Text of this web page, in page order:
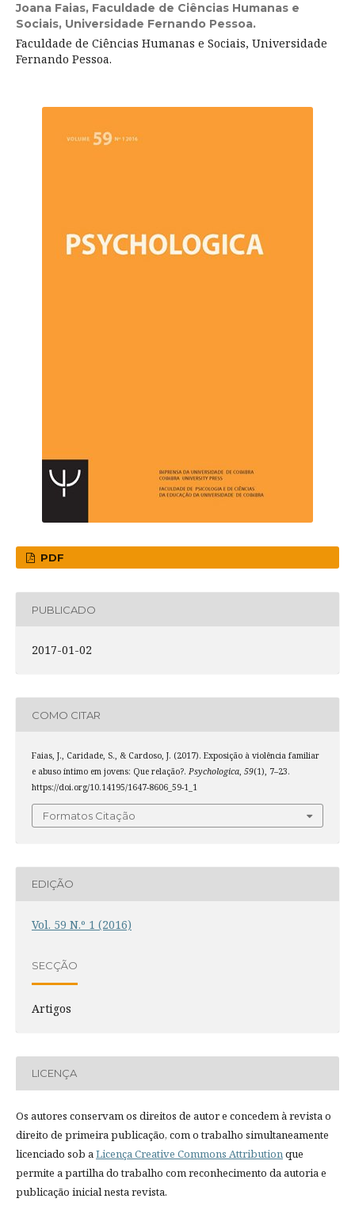
Joana Faias, Faculdade de Ciências Humanas e
Sociais, Universidade Fernando Pessoa.
Faculdade de Ciências Humanas e Sociais, Universidade
Fernando Pessoa.
PDF
PUBLICADO
2017-01-02
COMO CITAR
Faias, J., Caridade, S., & Cardoso, J. (2017). Exposição à violência familiar
e abuso íntimo em jovens: Que relação?. Psychologica, 59(1), 7–23.
https://doi.org/10.14195/1647-8606_59-1_1
Formatos Citação
EDIÇÃO
Vol. 59 N.º 1 (2016)
SECÇÃO
Artigos
LICENÇA
Os autores conservam os direitos de autor e concedem à revista o
direito de primeira publicação, com o trabalho simultaneamente
licenciado sob aLicença Creative Commons Attributionque
permite a partilha do trabalho com reconhecimento da autoria e
publicação inicial nesta revista.